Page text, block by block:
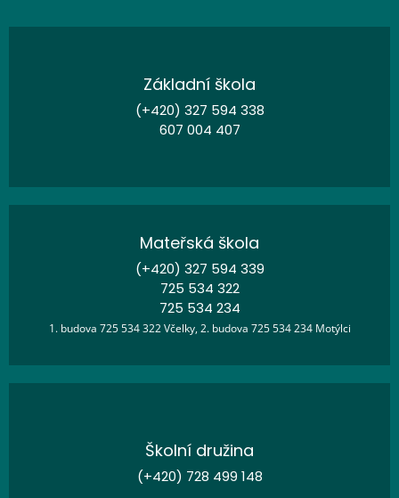
Základní škola
(+420) 327 594 338
607 004 407
Mateřská škola
(+420) 327 594 339
725 534 322
725 534 234
1. budova 725 534 322 Včelky, 2. budova 725 534 234 Motýlci
Školní družina
(+420) 728 499 148